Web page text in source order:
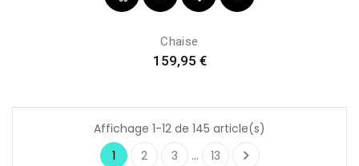
Chaise
Prix
159,95 €
Affichage 1-12 de 145 article(s)
1
2 3 … 13 